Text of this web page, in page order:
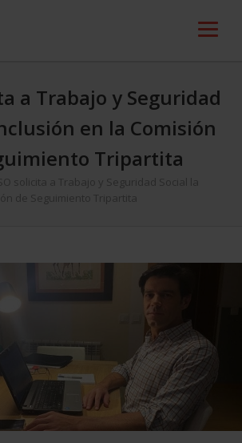
a Trabajo y Seguridad
en la Comisión
Tripartita
solicita a Trabajo y Seguridad Social la
de Seguimiento Tripartita